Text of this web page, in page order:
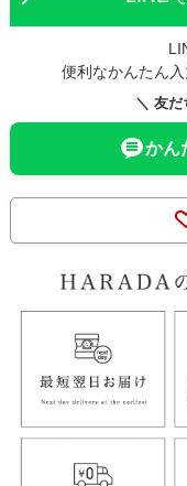
便利なかんたん
＼ 友だ
かん